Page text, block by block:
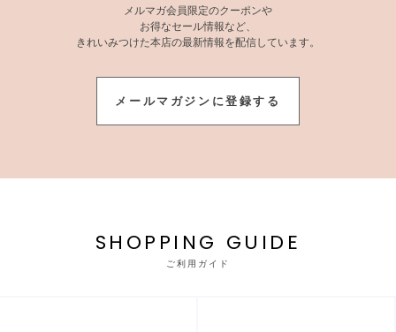
メルマガ会員限定のクーポンや
お得なセール情報など、
きれいみつけた本店の最新情報を配信しています。
メールマガジンに登録する
SHOPPING GUIDE
ご利用ガイド